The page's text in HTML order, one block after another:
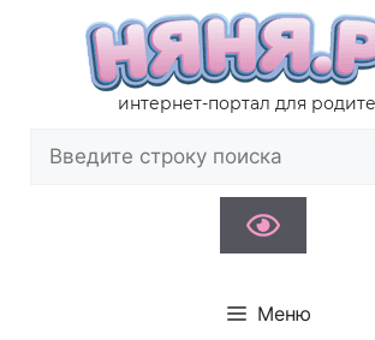
содержимому
интернет-портал для
Меню